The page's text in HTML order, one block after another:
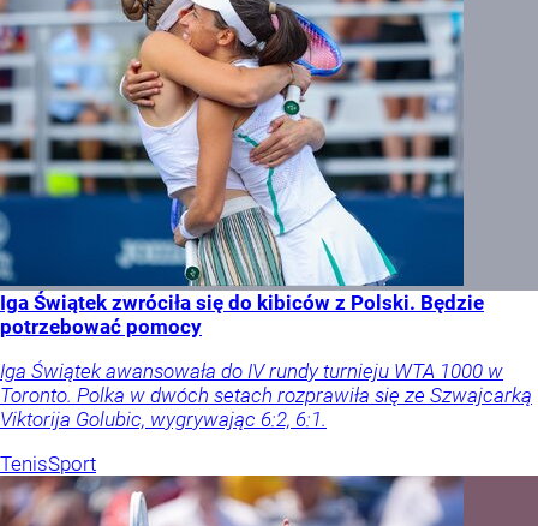
Iga Świątek zwróciła się do kibiców z Polski. Będzie
potrzebować pomocy
Iga Świątek awansowała do IV rundy turnieju WTA 1000 w
Toronto. Polka w dwóch setach rozprawiła się ze Szwajcarką
Viktorija Golubic, wygrywając 6:2, 6:1.
TenisSport